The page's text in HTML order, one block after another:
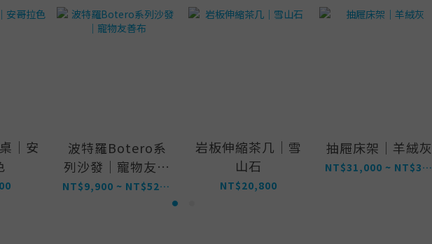
｜安
波特羅Botero系
列沙發｜寵物友善
布
NT$9,900 ~ NT$52,000
岩板伸縮茶几｜雪
山石
NT$20,800
抽屜床架｜羊絨灰
NT$31,000 ~ NT$39,000